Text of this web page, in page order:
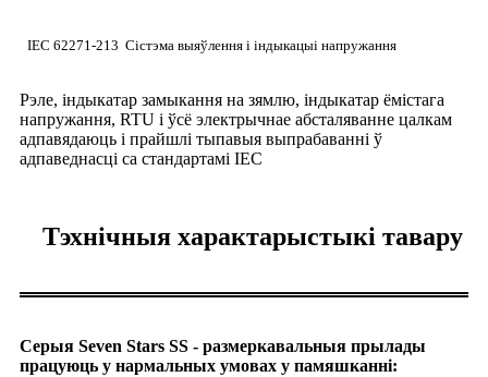
IEC 62271-213 Сістэма выяўлення і індыкацыі напружання
Рэле, індыкатар замыкання на зямлю, індыкатар ёмістага
напружання, RTU і ўсё электрычнае абсталяванне цалкам
адпавядаюць і прайшлі тыпавыя выпрабаванні ў
адпаведнасці са стандартамі IEC
Тэхнічныя характарыстыкі тавару
Серыя Seven Stars SS - размеркавальныя прылады
працуюць у нармальных умовах у памяшканні: